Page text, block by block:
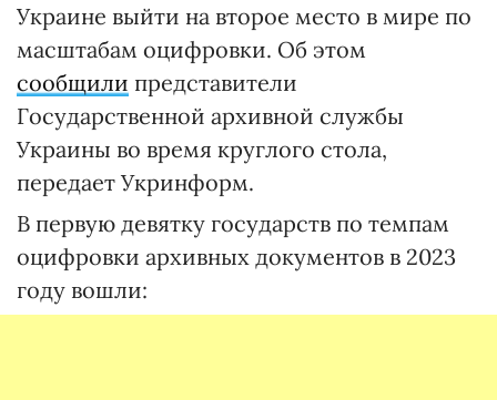
Украине выйти на второе место в мире по
масштабам оцифровки. Об этом
сообщили представители
Государственной архивной службы
Украины во время круглого стола,
передает Укринформ.
В первую девятку государств по темпам
оцифровки архивных документов в 2023
году вошли: